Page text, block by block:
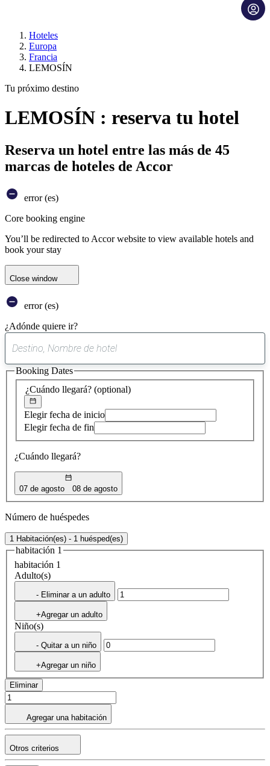
Hoteles
Europa
Francia
LEMOSÍN
Tu próximo destino
LEMOSÍN : reserva tu hotel
Reserva un hotel entre las más de 45
marcas de hoteles de Accor
error (es)
Core booking engine
You’ll be redirected to Accor website to view available hotels and
book your stay
Close window
error (es)
¿Adónde quiere ir?
sugerencia
encontrada
¿Cuándo llegará? (optional)
Elegir fecha de inicio
Elegir fecha de fin
¿Cuándo llegará?
07 de agosto 08 de agosto
Booking Dates
Número de huéspedes
1 Habitación(es) - 1 huésped(es)
habitación 1
habitación 1
Adulto(s)
- Eliminar a un adulto
+Agregar un adulto
Niño(s)
- Quitar a un niño
+Agregar un niño
Eliminar
Agregar una habitación
Otros criterios